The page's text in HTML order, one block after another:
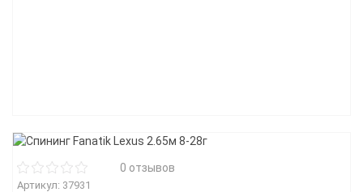
0 отзывов
Артикул: 37931